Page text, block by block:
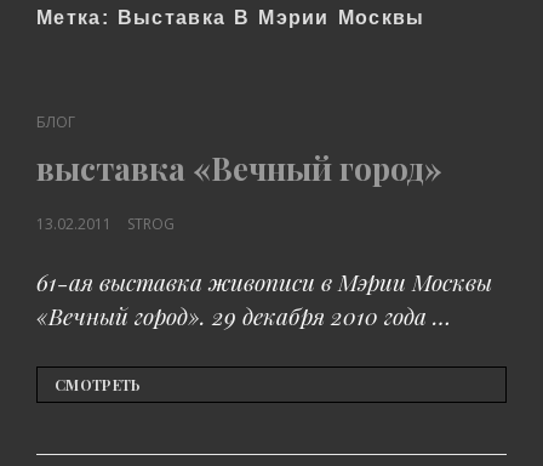
Метка: Выставка В Мэрии Москвы
CAT
БЛОГ
выставка «Вечный город»
POSTED
13.02.2011 STROG
61-ая выставка живописи в Мэрии Москвы
«Вечный город». 29 декабря 2010 года …
СМОТРЕТЬ
«ВЕЧНЫЙ